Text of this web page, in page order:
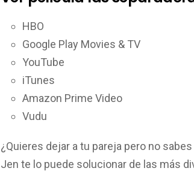
HBO
Google Play Movies & TV
YouTube
iTunes
Amazon Prime Video
Vudu
¿Quieres dejar a tu pareja pero no
Jen te lo puede solucionar de las más